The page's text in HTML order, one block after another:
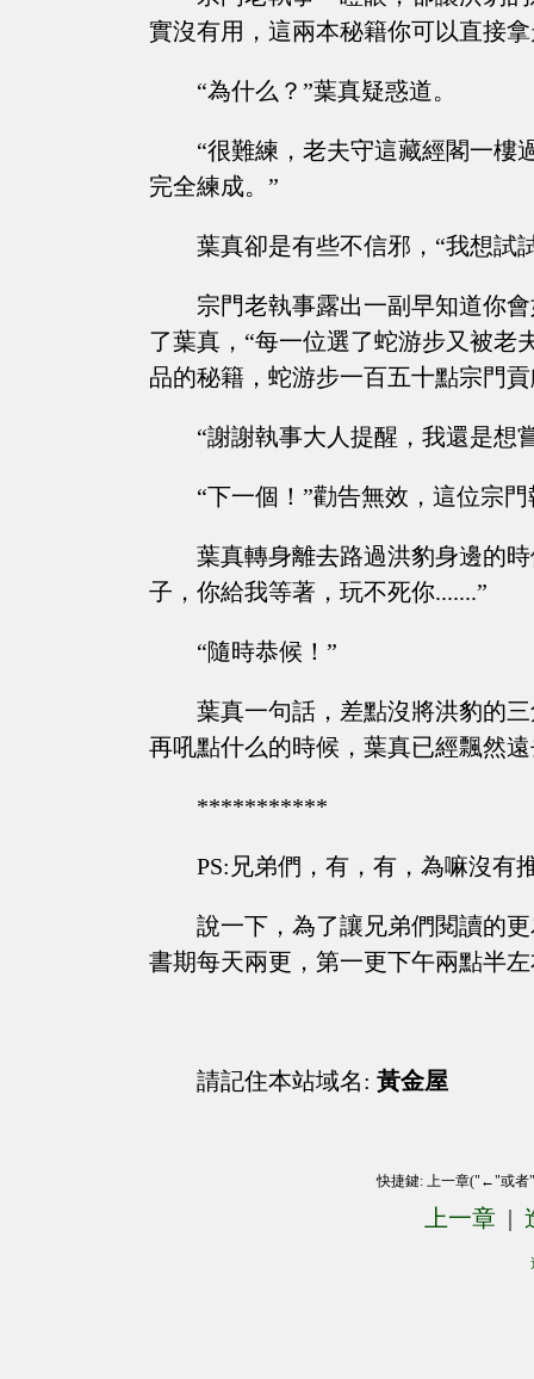
實沒有用，這兩本秘籍你可以直接
“為什么？”葉真疑惑道。
“很難練，老夫守這藏經閣一樓
完全練成。”
葉真卻是有些不信邪，“我想試
宗門老執事露出一副早知道你
了葉真，“每一位選了蛇游步又被老
品的秘籍，蛇游步一百五十點宗門
“謝謝執事大人提醒，我還是想
“下一個！”勸告無效，這位宗
葉真轉身離去路過洪豹身邊的
子，你給我等著，玩不死你.......”
“隨時恭候！”
葉真一句話，差點沒將洪豹的
再吼點什么的時候，葉真已經飄然
***********
PS:兄弟們，有，有，為嘛沒有
說一下，為了讓兄弟們閱讀的
書期每天兩更，第一更下午兩點半
請記住本站域名: 黃金屋
快捷鍵: 上一章("←"或
上一章 |